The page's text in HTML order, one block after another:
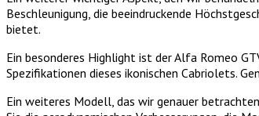
Beschleunigung, die beeindruckende
bietet.
Ein besonderes Highlight ist der Alfa Romeo
Spezifikationen dieses ikonischen Cabriolets.
Ein weiteres Modell, das wir genauer